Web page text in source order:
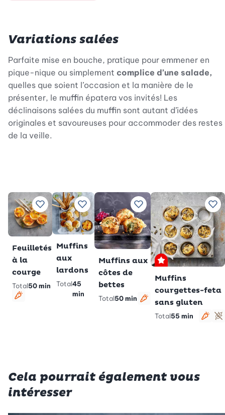
Variations salées
Parfaite mise en bouche, pratique pour emmener en
pique-nique ou simplement complice d’une salade,
quelles que soient l’occasion et la manière de le
présenter, le muffin épatera vos invités! Les
déclinaisons salées du muffin sont autant d’idées
originales et savoureuses pour accommoder des restes
de la veille.
Ajouter à vos recettes préférées
Feuilletés
à la
courge
Total50 min
Végétarien
Ajouter à vos recettes préférées
Muffins
aux
lardons
Total45
min
Ajouter à vos recettes
Muffins aux
côtes de
bettes
Total50 min
Végétarien
Premium
Muffins
courgettes-feta
sans gluten
Total55 min
Cela pourrait également vous
intéresser